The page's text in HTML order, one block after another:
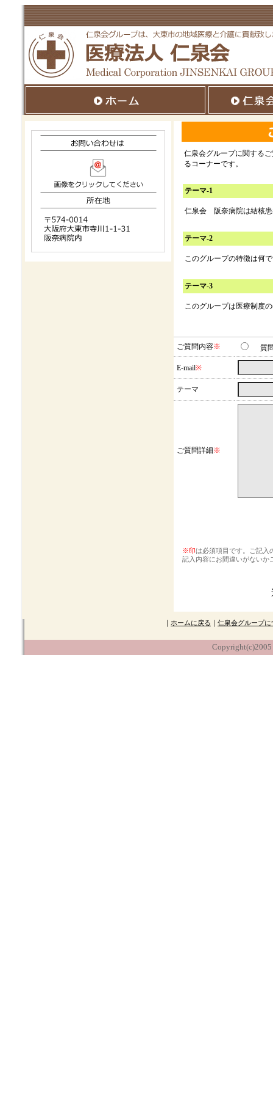
仁泉会グループに関する
るコーナーです。
テーマ-1
仁泉会 阪奈病院は結核患
テーマ-2
このグループの特徴は何
テーマ-3
このグループは医療制度
ご質問内容※ 質
E-mail※
テーマ
ご質問詳細※
※印は必須項目です。ご記入
記入内容にお間違いがないか
ホームに戻る 仁泉会グループに